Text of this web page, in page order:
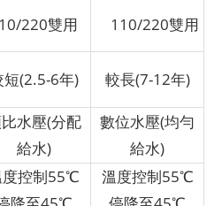
220雙用 110/220雙用
短(2.5-6年) 較長(7-12年)
水壓(分配
給水)
數位水壓(均勻
給水)
度控制55℃
溫度控制55℃